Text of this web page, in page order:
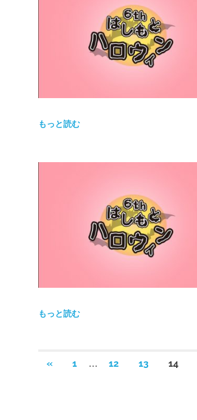
もっと読む
もっと読む
投
«前
1 … 12 13 14